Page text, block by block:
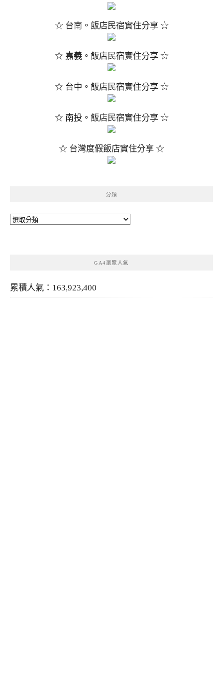
☆ 台南。飯店民宿實住分享 ☆
☆ 嘉義。飯店民宿實住分享 ☆
☆ 台中。飯店民宿實住分享 ☆
☆ 南投。飯店民宿實住分享 ☆
☆ 台灣度假飯店實住分享 ☆
分類
分
GA4瀏覽人氣
累積人氣：163,923,400